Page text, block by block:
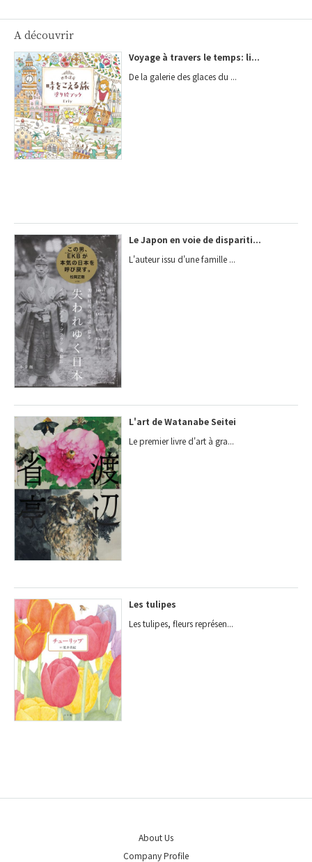
A découvrir
Voyage à travers le temps: li...
De la galerie des glaces du ...
Le Japon en voie de dispariti...
L'auteur issu d'une famille ...
L'art de Watanabe Seitei
Le premier livre d'art à gra...
Les tulipes
Les tulipes, fleurs représen...
About Us
Company Profile